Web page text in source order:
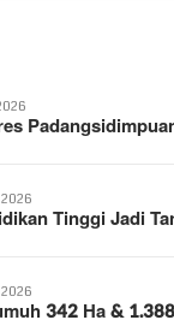
Tinggi Jadi
342 Ha &